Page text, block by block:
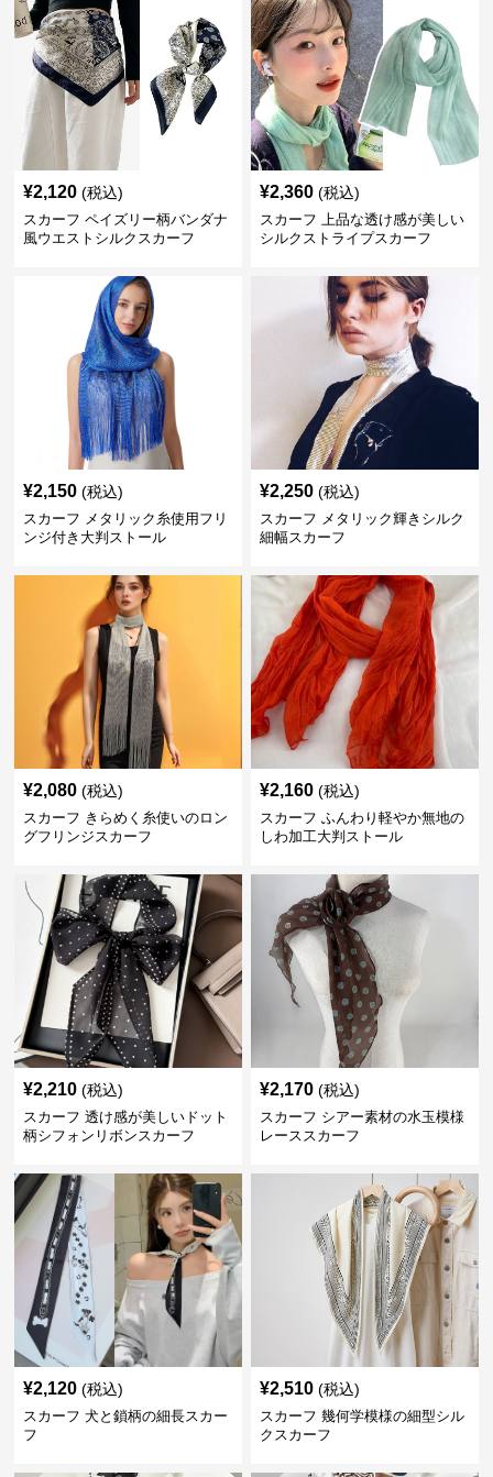
¥2,120 (税込)
スカーフ ペイズリー柄バンダナ
風ウエストシルクスカーフ
¥2,360 (税込)
スカーフ 上品な透け感が美しい
シルクストライプスカーフ
¥2,150 (税込)
スカーフ メタリック糸使用フリ
ンジ付き大判ストール
¥2,250 (税込)
スカーフ メタリック輝きシルク
細幅スカーフ
¥2,080 (税込)
スカーフ きらめく糸使いのロン
グフリンジスカーフ
¥2,160 (税込)
スカーフ ふんわり軽やか無地の
しわ加工大判ストール
¥2,210 (税込)
スカーフ 透け感が美しいドット
柄シフォンリボンスカーフ
¥2,170 (税込)
スカーフ シアー素材の水玉模様
レーススカーフ
¥2,120 (税込)
スカーフ 犬と鎖柄の細長スカー
フ
¥2,510 (税込)
スカーフ 幾何学模様の細型シル
クスカーフ